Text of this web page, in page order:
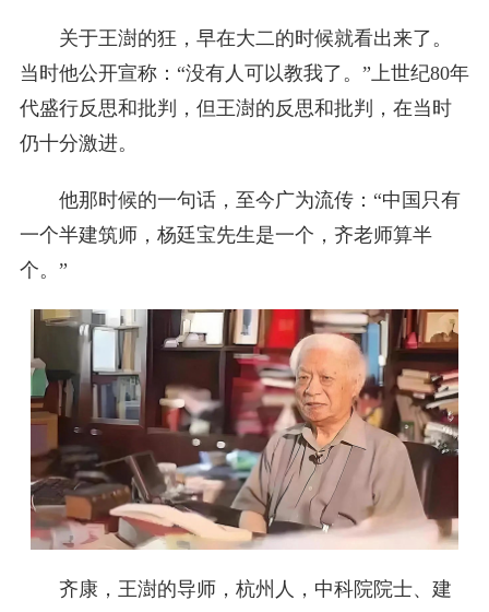
关于王澍的狂，早在大二的时候就看出来了。
当时他公开宣称：“没有人可以教我了。”上世纪80年
代盛行反思和批判，但王澍的反思和批判，在当时
仍十分激进。
他那时候的一句话，至今广为流传：“中国只有
一个半建筑师，杨廷宝先生是一个，齐老师算半
个。”
齐康，王澍的导师，杭州人，中科院院士、建